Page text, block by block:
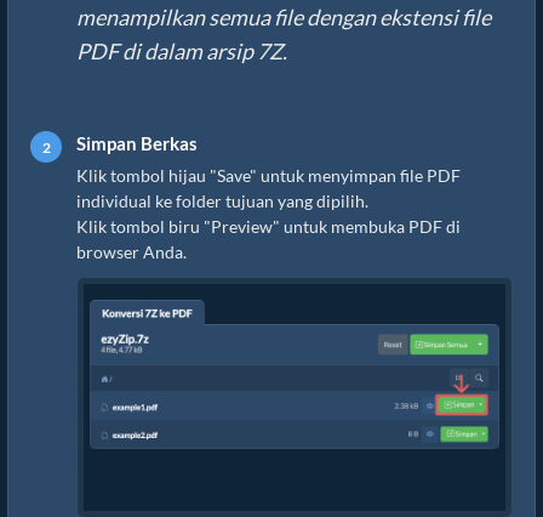
menampilkan semua file dengan ekstensi file
PDF di dalam arsip 7Z.
Simpan Berkas
Klik tombol hijau "Save" untuk menyimpan file PDF
individual ke folder tujuan yang dipilih.
Klik tombol biru "Preview" untuk membuka PDF di
browser Anda.